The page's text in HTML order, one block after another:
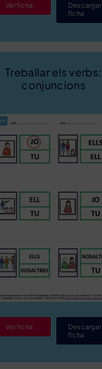
Ver ficha
Descargar
ficha
Treballar els verbs:
conjuncions
Ver ficha
Descargar
ficha